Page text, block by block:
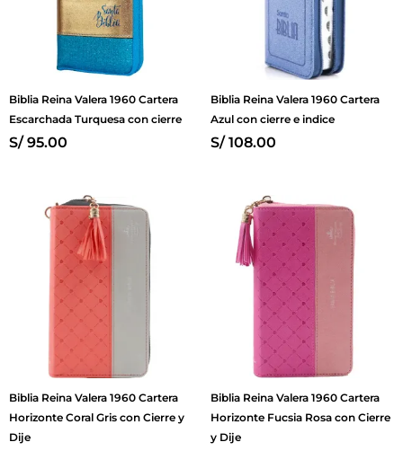
Biblia Reina Valera 1960 Cartera
Escarchada Turquesa con cierre
S/95.00
Biblia Reina Valera 1960 Cartera
Azul con cierre e indice
S/108.00
Biblia Reina Valera 1960 Cartera
Horizonte Coral Gris con Cierre y
Dije
Biblia Reina Valera 1960 Cartera
Horizonte Fucsia Rosa con Cierre
y Dije